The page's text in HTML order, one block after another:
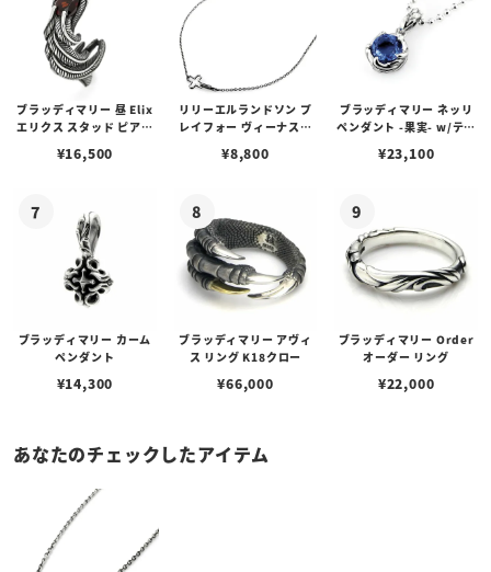
ブラッディマリー 昼 Elix
エリクス スタッド ピアス
¥16,500
リリーエルランドソン プ
レイフォー ヴィーナスチ
¥8,800
ブラッディマリー ネッリ
ペンダント -果実- w/ティ
¥23,100
ブラッディマリー カーム
ペンダント
¥14,300
ブラッディマリー アヴィ
ス リング K18クロー
¥66,000
ブラッディマリー Order
オーダー リング
¥22,000
あなたのチェックしたアイテム